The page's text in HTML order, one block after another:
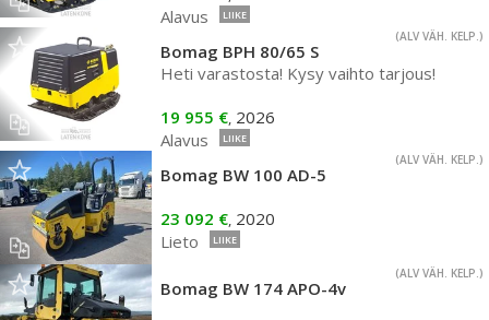
Alavus
LIIKE
(ALV VÄH. KELP.)
Bomag BPH 80/65 S
Heti varastosta! Kysy vaihto tarjous!
19 955 €, 2026
Alavus
LIIKE
(ALV VÄH. KELP.)
Bomag BW 100 AD-5
23 092 €, 2020
Lieto
LIIKE
(ALV VÄH. KELP.)
Bomag BW 174 APO-4v